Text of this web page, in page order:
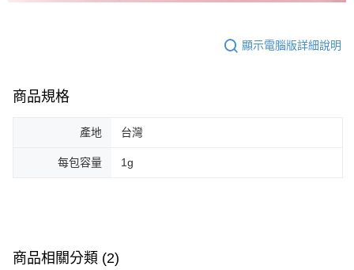
顯示電腦版詳細說明
商品規格
產地 台灣
每包容量 1g
商品相關分類 (2)